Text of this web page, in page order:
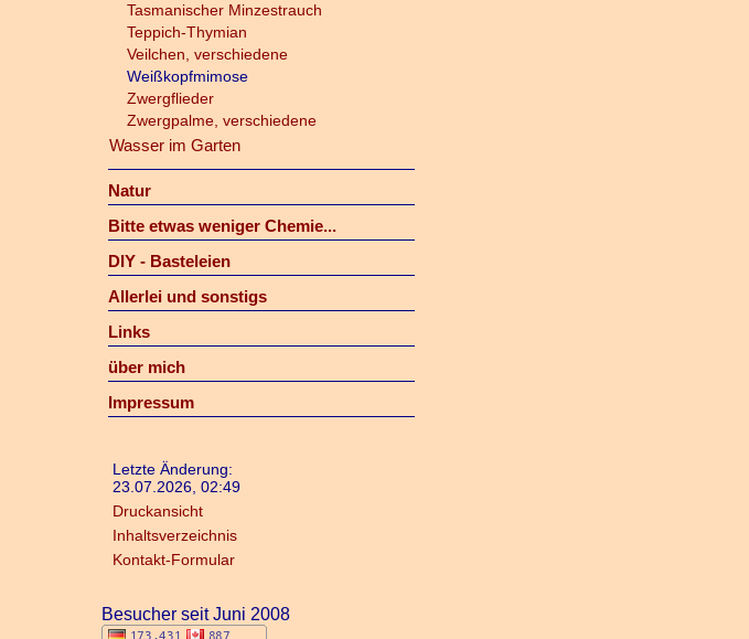
Tasmanischer Minzestrauch
Teppich-Thymian
Veilchen, verschiedene
Weißkopfmimose
Zwergflieder
Zwergpalme, verschiedene
Wasser im Garten
Natur
Bitte etwas weniger Chemie...
DIY - Basteleien
Allerlei und sonstigs
Links
über mich
Impressum
Letzte Änderung:
23.07.2026, 02:49
Druckansicht
Inhaltsverzeichnis
Kontakt-Formular
Besucher seit Juni 2008